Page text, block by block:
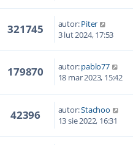
321745 autor:Piter
3 lut 2024, 17:53
179870 autor:pablo77
18 mar 2023, 15:42
42396 autor:Stachoo
13 sie 2022, 16:31